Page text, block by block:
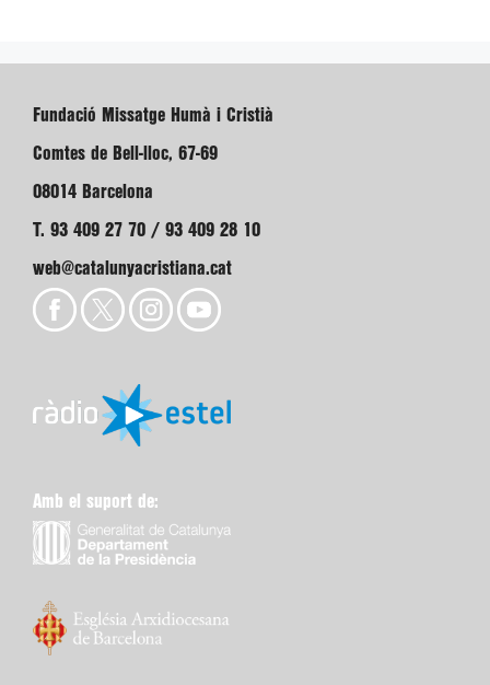
Fundació Missatge Humà i Cristià
Comtes de Bell-lloc, 67-69
08014 Barcelona
T. 93 409 27 70 / 93 409 28 10
web@catalunyacristiana.cat
Amb el suport de: